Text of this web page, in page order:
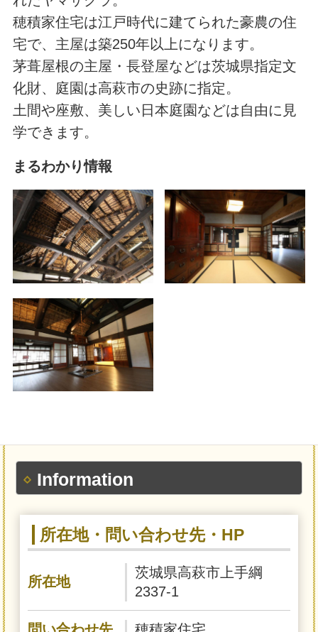
穂積家住宅は江戸時代に建てられた豪農の住
宅で、主屋は築250年以上になります。
茅葺屋根の主屋・長登屋などは茨城県指定文
化財、庭園は高萩市の史跡に指定。
土間や座敷、美しい日本庭園などは自由に見
学できます。
まるわかり情報
Information
所在地・問い合わせ先・HP
所在地
茨城県高萩市上手綱
2337-1